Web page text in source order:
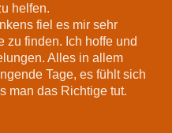
helfen.
fiel es mir sehr
zu finden. Ich hoffe und
Alles in allem
Tage, es fühlt sich
man das Richtige tut.